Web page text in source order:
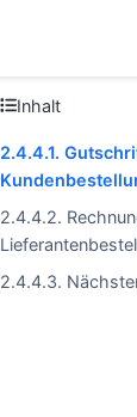
Inhalt
2.4.4.1.
2.4.4.2.
2.4.4.3.